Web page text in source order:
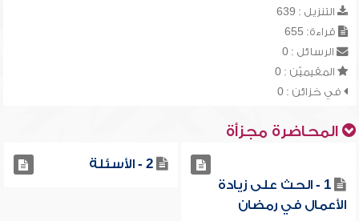
التنزيل : 639
قراءة: 655
الرسائل : 0
المقيميّن : 0
في خزائن : 0
المحاضرة مجزأة
1 - الحث على زيادة
الأعمال في رمضان
2 - الأسئلة